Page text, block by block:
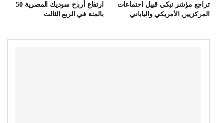
تراجع مؤشر نيكي قبيل اجتماعات
المركزيين الأمريكي والياباني
ارتفاع أرباح سوديك المصرية 50
بالمئة في الربع الثالث